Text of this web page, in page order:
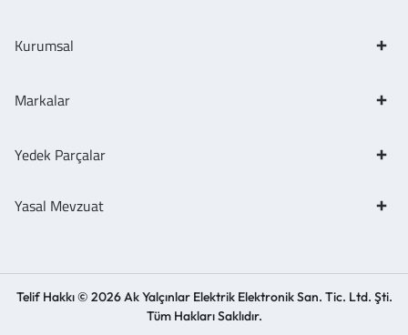
Kurumsal
Markalar
Yedek Parçalar
Yasal Mevzuat
Telif Hakkı © 2026 Ak Yalçınlar Elektrik Elektronik San. Tic. Ltd. Şti.
Tüm Hakları Saklıdır.